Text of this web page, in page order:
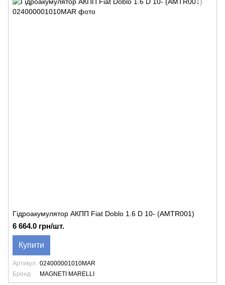
Гідроакумулятор АКПП Fiat Doblo 1.6 D 10- (AMTR001)
6 664.0 грн/шт.
Купити
Артикул
024000001010MAR
Бренд
MAGNETI MARELLI